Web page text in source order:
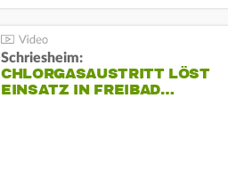
Schriesheim:
CHLORGASAUSTRITT LÖST
EINSATZ IN FREIBAD…